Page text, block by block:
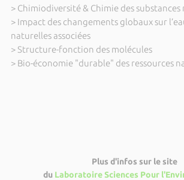
> Chimiodiversité & Chimie des
> Impact des changements globaux sur
naturelles associées
> Structure-fonction des molécules
> Bio-économie "durable" des ressources
Plus d'infos sur le site
du Laboratoire Sciences Pour